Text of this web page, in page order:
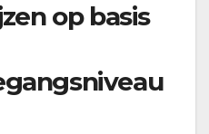
op basis